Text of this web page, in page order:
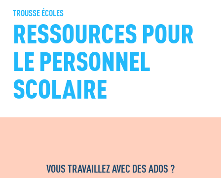
TROUSSE ÉCOLES
RESSOURCES POUR
LE PERSONNEL
SCOLAIRE
VOUS TRAVAILLEZ AVEC DES ADOS ?